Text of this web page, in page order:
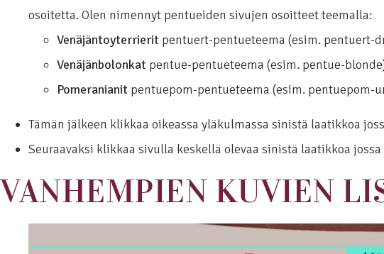
osoitetta. Olen nimennyt pentueiden sivujen osoitteet teemalla:
Venäjäntoyterrierit pentuert-pentueteema (esim. pentuert-
Venäjänbolonkat pentue-pentueteema (esim. pentue-
Pomeranianit pentuepom-pentueteema (esim. pentuepom-
Tämän jälkeen klikkaa oikeassa yläkulmassa sinistä laatikkoa
Seuraavaksi klikkaa sivulla keskellä olevaa sinistä laatikkoa
VANHEMPIEN KUVIEN